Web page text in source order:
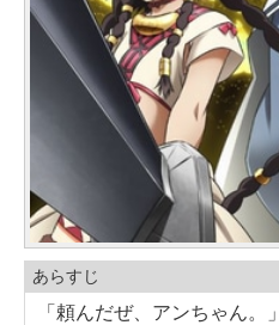
あらすじ
「頼んだぜ、アンちゃん。」